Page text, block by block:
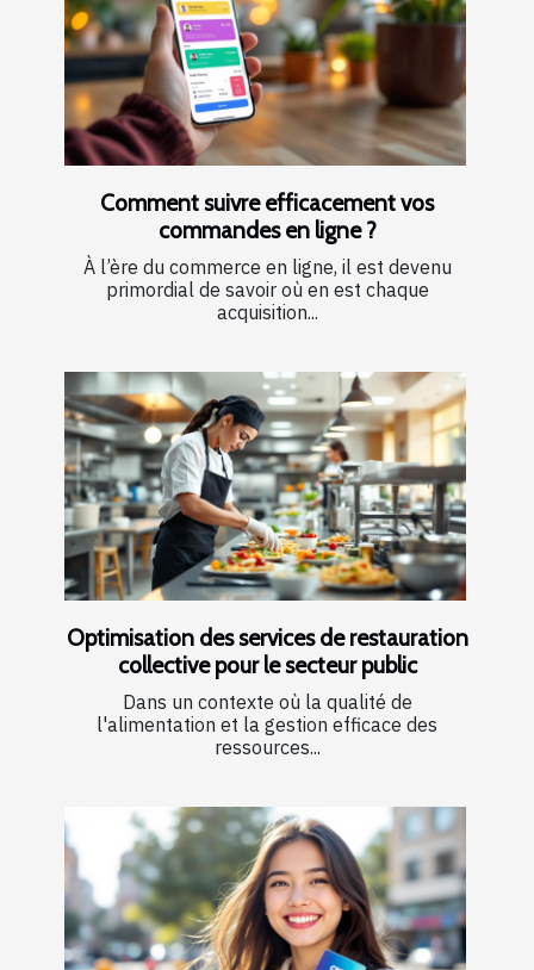
Comment suivre efficacement vos
commandes en ligne ?
À l’ère du commerce en ligne, il est devenu
primordial de savoir où en est chaque
acquisition...
Optimisation des services de restauration
collective pour le secteur public
Dans un contexte où la qualité de
l'alimentation et la gestion efficace des
ressources...